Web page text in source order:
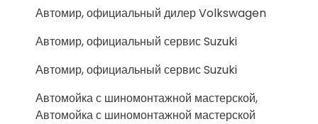
Автомир, официальный дилер Volkswagen
Автомир, официальный сервис Suzuki
Автомир, официальный сервис Suzuki
Автомойка с шиномонтажной мастерской,
Автомойка с шиномонтажной мастерской